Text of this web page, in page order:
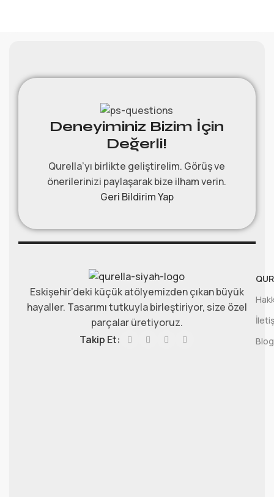
Deneyiminiz Bizim İçin
Değerli!
Qurella’yı birlikte geliştirelim. Görüş ve
önerilerinizi paylaşarak bize ilham verin.
Geri Bildirim Yap
Eskişehir’deki küçük atölyemizden çıkan büyük
hayaller. Tasarımı tutkuyla birleştiriyor, size özel
parçalar üretiyoruz.
Takip Et:
Blog